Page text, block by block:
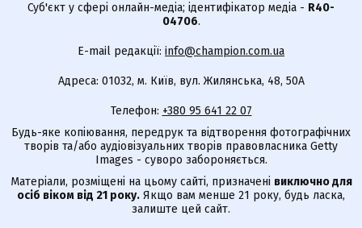
Суб'єкт у сфері онлайн-медіа; ідентифікатор медіа - R40-
04706.
E-mail редакції: info@champion.com.ua
Адреса: 01032, м. Київ, вул. Жилянська, 48, 50А
Телефон: +380 95 641 22 07
Будь-яке копіювання, передрук та відтворення фотографічних
творів та/або аудіовізуальних творів правовласника Getty
Images - суворо забороняється.
Матеріали, розміщені на цьому сайті, призначені виключно для
осіб віком від 21 року. Якщо вам менше 21 року, будь ласка,
залиште цей сайт.